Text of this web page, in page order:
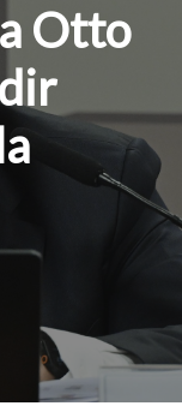
Otto